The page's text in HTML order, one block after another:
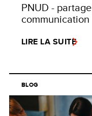
PNUD -
LIRE LA SUITE
BLOG